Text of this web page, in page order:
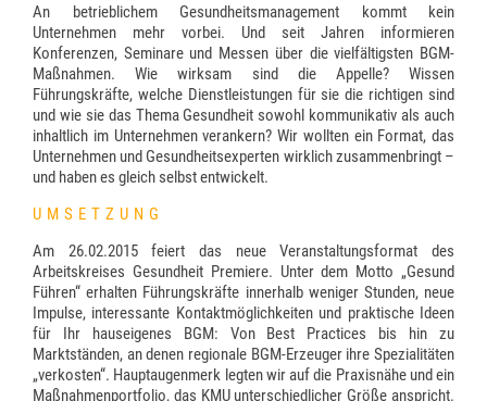
An betrieblichem Gesundheitsmanagement kommt kein
Unternehmen mehr vorbei. Und seit Jahren informieren
Konferenzen, Seminare und Messen über die vielfältigsten BGM-
Maßnahmen. Wie wirksam sind die Appelle? Wissen
Führungskräfte, welche Dienstleistungen für sie die richtigen sind
und wie sie das Thema Gesundheit sowohl kommunikativ als auch
inhaltlich im Unternehmen verankern? Wir wollten ein Format, das
Unternehmen und Gesundheitsexperten wirklich zusammenbringt –
und haben es gleich selbst entwickelt.
UMSETZUNG
Am 26.02.2015 feiert das neue Veranstaltungsformat des
Arbeitskreises Gesundheit Premiere. Unter dem Motto „Gesund
Führen“ erhalten Führungskräfte innerhalb weniger Stunden, neue
Impulse, interessante Kontaktmöglichkeiten und praktische Ideen
für Ihr hauseigenes BGM: Von Best Practices bis hin zu
Marktständen, an denen regionale BGM-Erzeuger ihre Spezialitäten
„verkosten“. Hauptaugenmerk legten wir auf die Praxisnähe und ein
Maßnahmenportfolio, das KMU unterschiedlicher Größe anspricht.